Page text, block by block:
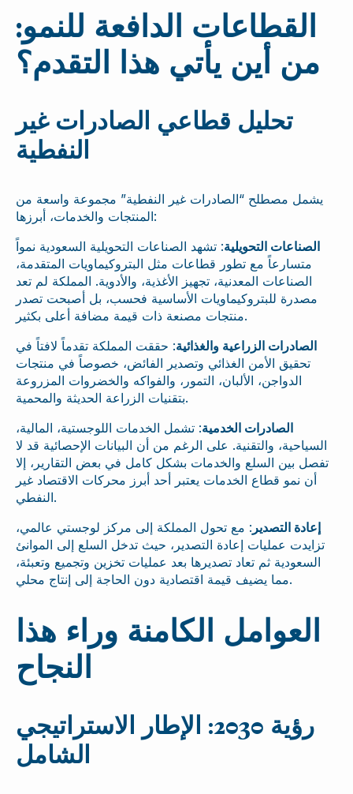
القطاعات الدافعة للنمو:
من أين يأتي هذا التقدم؟
تحليل قطاعي الصادرات غير
النفطية
يشمل مصطلح “الصادرات غير النفطية” مجموعة واسعة من
المنتجات والخدمات، أبرزها:
الصناعات التحويلية: تشهد الصناعات التحويلية السعودية نمواً
متسارعاً مع تطور قطاعات مثل البتروكيماويات المتقدمة،
الصناعات المعدنية، تجهيز الأغذية، والأدوية. المملكة لم تعد
مصدرة للبتروكيماويات الأساسية فحسب، بل أصبحت تصدر
منتجات مصنعة ذات قيمة مضافة أعلى بكثير.
الصادرات الزراعية والغذائية: حققت المملكة تقدماً لافتاً في
تحقيق الأمن الغذائي وتصدير الفائض، خصوصاً في منتجات
الدواجن، الألبان، التمور، والفواكه والخضروات المزروعة
بتقنيات الزراعة الحديثة والمحمية.
الصادرات الخدمية: تشمل الخدمات اللوجستية، المالية،
السياحية، والتقنية. على الرغم من أن البيانات الإحصائية قد لا
تفصل بين السلع والخدمات بشكل كامل في بعض التقارير، إلا
أن نمو قطاع الخدمات يعتبر أحد أبرز محركات الاقتصاد غير
النفطي.
إعادة التصدير : مع تحول المملكة إلى مركز لوجستي عالمي،
تزايدت عمليات إعادة التصدير، حيث تدخل السلع إلى الموانئ
السعودية ثم تعاد تصديرها بعد عمليات تخزين وتجميع وتعبئة،
مما يضيف قيمة اقتصادية دون الحاجة إلى إنتاج محلي.
العوامل الكامنة وراء هذا
النجاح
رؤية 2030: الإطار الاستراتيجي
الشامل